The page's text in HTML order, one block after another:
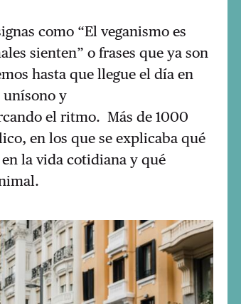
como “El veganismo es
sienten” o frases que ya son
hasta que llegue el día en
unísono y
el ritmo. Más de 1000
en los que se explicaba qué
la vida cotidiana y qué